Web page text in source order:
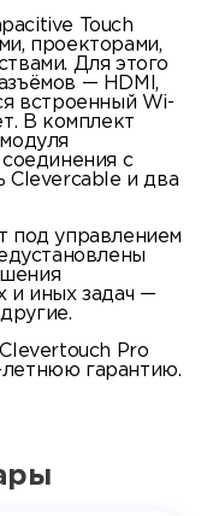
Touch
проекторами,
Для этого
— HDMI,
встроенный Wi-
В комплект
с
Clevercable и два
под управлением
и иных задач —
Pro
летнюю гарантию.